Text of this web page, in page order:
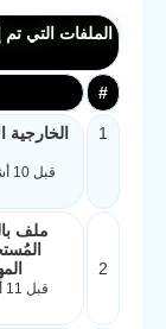
الملفات التي
#
1
قبل 10 أشهر | المشاهدات: 726 | الحجم: 400.5KB
2
قبل 11 أشهر | المشاهدات: 641 | الحجم: 1.2MB